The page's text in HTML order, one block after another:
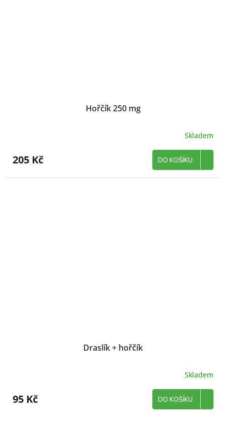
Hořčík 250 mg
Skladem
205 Kč DO KOŠÍKU
Draslík + hořčík
Skladem
95 Kč DO KOŠÍKU